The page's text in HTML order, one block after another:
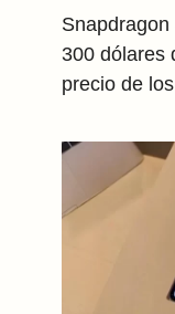
300 dólares
precio de